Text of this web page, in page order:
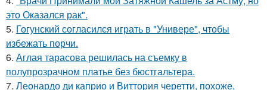
это Оказался рак".
5. Гогунский согласился играть в "Универе", чтобы
избежать порчи.
6. Аглая тарасова решилась на съемку в
полупрозрачном платье без бюстгальтера.
7. Леонардо ди каприо и Виттория черетти, похоже,